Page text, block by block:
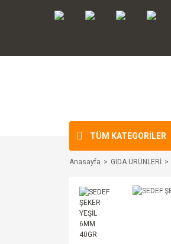
TÜM KATEGORİLER
Anasayfa GIDA ÜRÜNLERİ